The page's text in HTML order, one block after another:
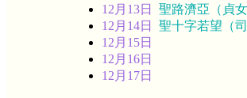
12月13日 聖路濟亞（貞女
12月14日 聖十字若望（
12月15日
12月16日
12月17日